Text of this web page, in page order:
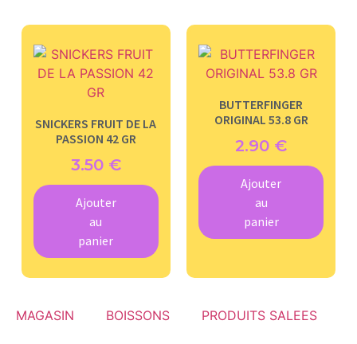
SNICKERS FRUIT DE LA
PASSION 42 GR
3.50 €
Ajouter
au
panier
BUTTERFINGER
ORIGINAL 53.8 GR
2.90 €
Ajouter
au
panier
MAGASIN BOISSONS PRODUITS SALEES